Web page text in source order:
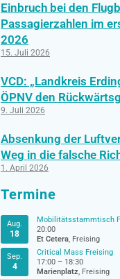
Einbruch bei den
Passagierzahlen im
2026
15. Juli 2026
VCD: „Landkreis
ÖPNV den
9. Juli 2026
Absenkung der
Weg in die falsche
1. April 2026
Termine
Aug.
18
Mobilitätsstammtisch
20:00
Et Cetera, Freising
Sep.
4
Critical Mass Freising
17:00 – 18:30
Marienplatz, Freising